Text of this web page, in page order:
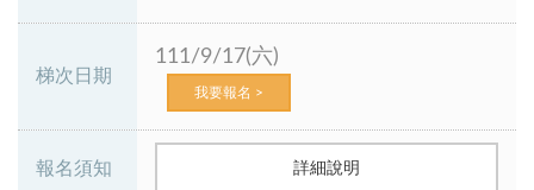
梯次日期
111/9/17(六)
我要報名 >
報名須知 詳細說明